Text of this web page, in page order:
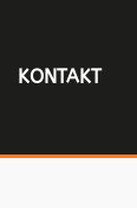
KONTAKT